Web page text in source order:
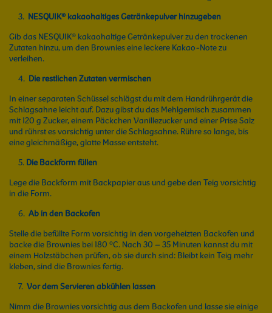
NESQUIK® kakaohaltiges Getränkepulver hinzugeben
Gib das NESQUIK® kakaohaltige Getränkepulver zu den trockenen
Zutaten hinzu, um den Brownies eine leckere Kakao-Note zu
verleihen.
Die restlichen Zutaten vermischen
In einer separaten Schüssel schlägst du mit dem Handrührgerät die
Schlagsahne leicht auf. Dazu gibst du das Mehlgemisch zusammen
mit 120 g Zucker, einem Päckchen Vanillezucker und einer Prise Salz
und rührst es vorsichtig unter die Schlagsahne. Rühre so lange, bis
eine gleichmäßige, glatte Masse entsteht.
Die Backform füllen
Lege die Backform mit Backpapier aus und gebe den Teig vorsichtig
in die Form.
Ab in den Backofen
Stelle die befüllte Form vorsichtig in den vorgeheizten Backofen und
backe die Brownies bei 180 ºC. Nach 30 – 35 Minuten kannst du mit
einem Holzstäbchen prüfen, ob sie durch sind: Bleibt kein Teig mehr
kleben, sind die Brownies fertig.
Vor dem Servieren abkühlen lassen
Nimm die Brownies vorsichtig aus dem Backofen und lasse sie einige